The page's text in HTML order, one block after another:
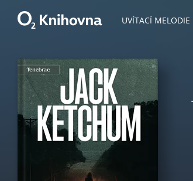
UVÍTACÍ MELODIE